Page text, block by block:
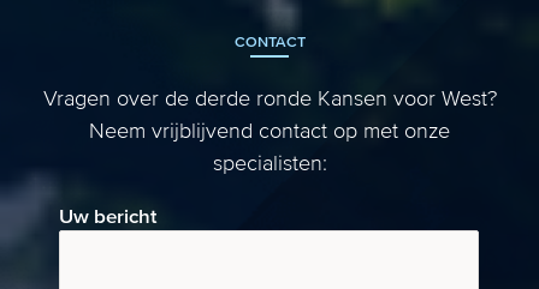
CONTACT
Vragen over de derde ronde Kansen voor West?
Neem vrijblijvend contact op met onze
specialisten:
Uw bericht